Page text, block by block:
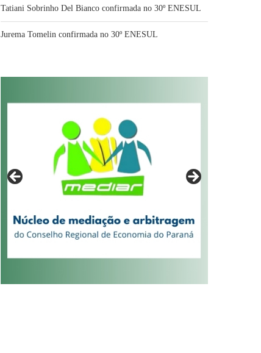
Tatiani Sobrinho Del Bianco confirmada no 30º ENESUL
Jurema Tomelin confirmada no 30º ENESUL